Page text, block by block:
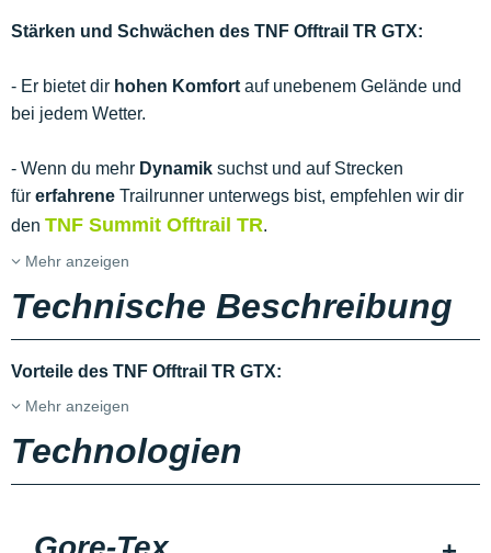
Stärken und Schwächen des TNF Offtrail TR GTX:
- Er bietet dir hohen Komfort auf unebenem Gelände und
bei jedem Wetter.
- Wenn du mehr Dynamik suchst und auf Strecken
für erfahrene Trailrunner unterwegs bist, empfehlen wir dir
den TNF Summit Offtrail TR.
Mehr anzeigen
Technische Beschreibung
Vorteile des TNF Offtrail TR GTX:
Mehr anzeigen
Technologien